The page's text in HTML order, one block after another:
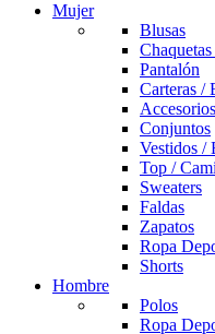
Mujer
Blusas
Pantalón
Carteras /
Accesorios
Conjuntos
Vestidos /
Top /
Sweaters
Faldas
Zapatos
Ropa
Shorts
Hombre
Polos
Ropa